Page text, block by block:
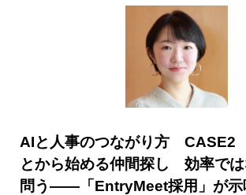
AIと人事のつながり方 CASE2
とから始める仲間探し 効率で
問う――「EntryMeet採用」が示